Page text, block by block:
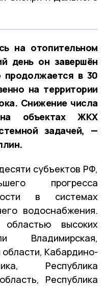
на отопительном
день он завершён
продолжается в 30
на территории
Снижение числа
на объектах ЖКХ
задачей, —
субъектов РФ,
прогресса
в системах
водоснабжения.
высоких
Владимирская,
Кабардино-
Республика
Республика